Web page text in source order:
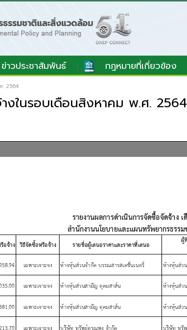
ข่าวประชาสัมพันธ์ กฎหมายที่เกี่ยวข้อง
. 2564
งในรอบเดือนสิงหาคม พ.ศ. 2564